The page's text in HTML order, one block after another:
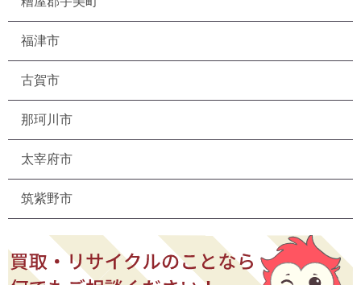
福津市
古賀市
那珂川市
太宰府市
筑紫野市